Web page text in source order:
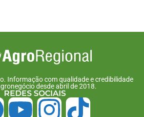
Informação com qualidade e credibilidade
desde abril de 2018.
REDES SOCIAIS